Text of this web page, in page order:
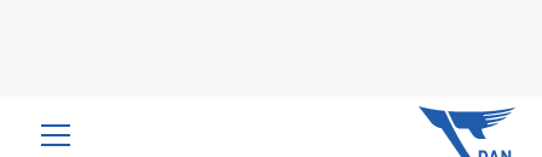
שִׂים